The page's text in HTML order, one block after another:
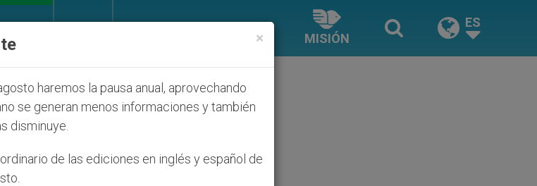
MISIÓN
ES
×
haremos la pausa anual, aprovechando
se generan menos informaciones y también
disminuye.
de las ediciones en inglés y español de